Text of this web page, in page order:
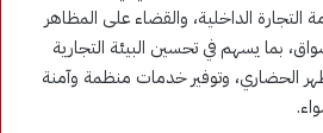
التجارة الداخلية، والقضاء على المظاهر
بما يسهم في تحسين البيئة التجارية
الحضاري، وتوفير خدمات منظمة وآمنة